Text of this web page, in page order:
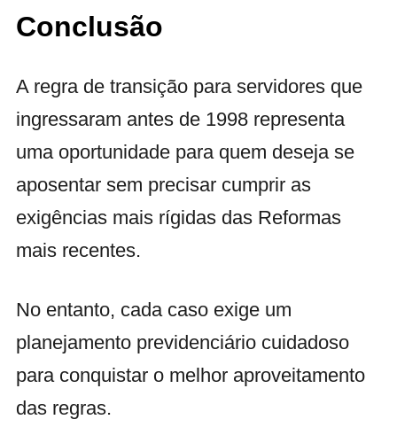
Conclusão
A regra de transição para servidores que
ingressaram antes de 1998 representa
uma oportunidade para quem deseja se
aposentar sem precisar cumprir as
exigências mais rígidas das Reformas
mais recentes.
No entanto, cada caso exige um
planejamento previdenciário cuidadoso
para conquistar o melhor aproveitamento
das regras.